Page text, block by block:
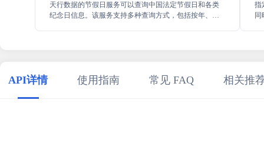
天行数据的节假日服务可以查询中国法定节假日和各类
纪念日信息。该服务支持多种查询方式，包括按年、按
指
API详情 使用指南 常见 FAQ 相关推